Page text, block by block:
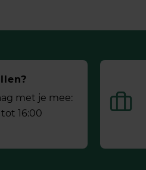
met je mee:
tot 16:00